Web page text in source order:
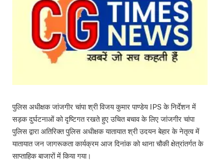
पुलिस अधीक्षक जांजगीर चांपा श्री विजय कुमार पाण्डेय IPS के निर्देशन में
सड़क दुर्घटनाओं को दृष्टिगत रखते हुए उचित बचाव के लिए जांजगीर चांपा
पुलिस द्वारा अतिरिक्त पुलिस अधीक्षक यातायात श्री उदयन बेहार के नेतृत्व में
यातायात जन जागरूकता कार्यक्रम आज दिनांक को थाना चौकी क्षेत्रांतर्गत के
साप्ताहिक बाजारों में किया गया।